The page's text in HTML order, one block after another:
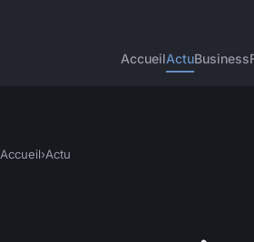
AccueilActuBusiness
Accueil›Actu